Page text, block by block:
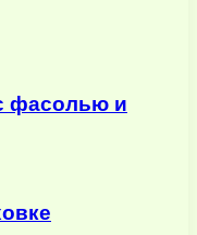
фасолью и